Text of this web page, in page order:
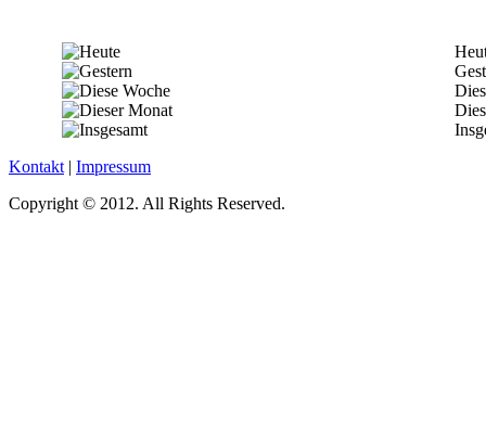
Kontakt | Impressum
Copyright © 2012. All Rights Reserved.